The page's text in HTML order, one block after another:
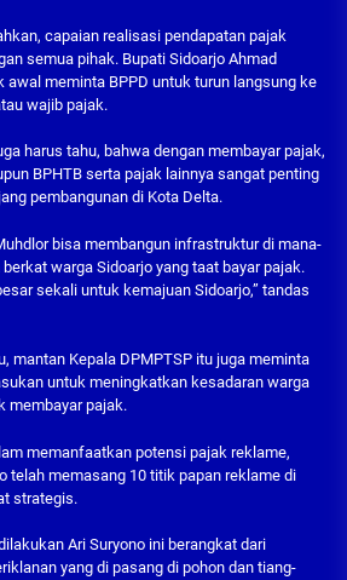
capaian realisasi pendapatan pajak
semua pihak. Bupati Sidoarjo Ahmad
awal meminta BPPD untuk turun langsung ke
wajib pajak.
harus tahu, bahwa dengan membayar pajak,
BPHTB serta pajak lainnya sangat penting
pembangunan di Kota Delta.
bisa membangun infrastruktur di mana-
warga Sidoarjo yang taat bayar pajak.
sekali untuk kemajuan Sidoarjo,” tandas
mantan Kepala DPMPTSP itu juga meminta
untuk meningkatkan kesadaran warga
membayar pajak.
memanfaatkan potensi pajak reklame,
telah memasang 10 titik papan reklame di
strategis.
Ari Suryono ini berangkat dari
yang di pasang di pohon dan tiang-